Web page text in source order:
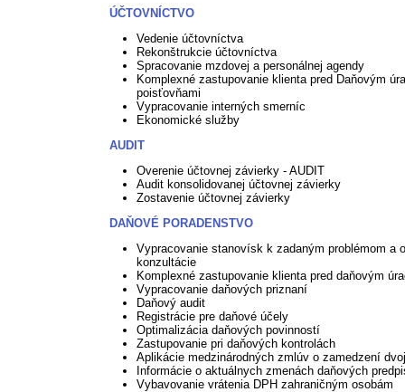
ÚČTOVNÍCTVO
Vedenie účtovníctva
Rekonštrukcie účtovníctva
Spracovanie mzdovej a personálnej agendy
Komplexné zastupovanie klienta pred Daňovým
poisťovňami
Vypracovanie interných smerníc
Ekonomické služby
AUDIT
Overenie účtovnej závierky - AUDIT
Audit konsolidovanej účtovnej závierky
Zostavenie účtovnej závierky
DAŇOVÉ PORADENSTVO
Vypracovanie stanovísk k zadaným problémom a
konzultácie
Komplexné zastupovanie klienta pred daňovým
Vypracovanie daňových priznaní
Daňový audit
Registrácie pre daňové účely
Optimalizácia daňových povinností
Zastupovanie pri daňových kontrolách
Aplikácie medzinárodných zmlúv o zamedzení
Informácie o aktuálnych zmenách daňových
Vybavovanie vrátenia DPH zahraničným osobám